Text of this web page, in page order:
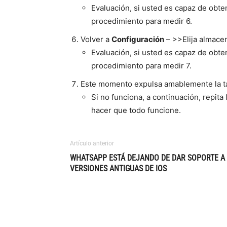
Evaluación, si usted es capaz de
procedimiento para medir 6.
Volver a Configuración – >>Elija
Evaluación, si usted es capaz de
procedimiento para medir 7.
Este momento expulsa amablemente la
Si no funciona, a continuación,
hacer que todo funcione.
Artículo anterior
WHATSAPP ESTÁ DEJANDO DE DAR SOPORTE A
VERSIONES ANTIGUAS DE IOS